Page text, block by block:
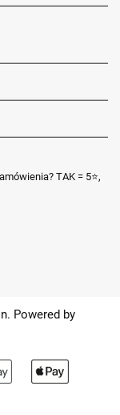
TAK = 5⭐,
Powered by